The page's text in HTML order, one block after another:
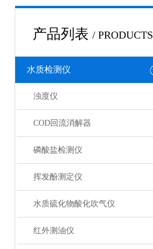
产品列表 / PRODUCTS
水质检测仪
浊度仪
COD回流消解器
磷酸盐检测仪
挥发酚测定仪
水质硫化物酸化吹气仪
红外测油仪